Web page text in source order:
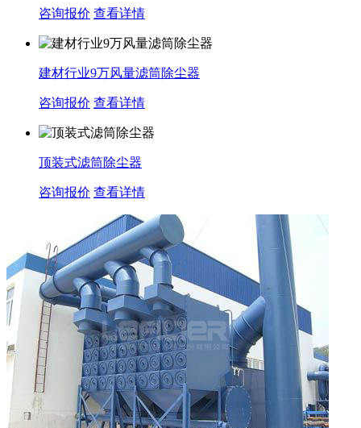
咨询报价 查看详情
建材行业9万风量滤筒除尘器
咨询报价 查看详情
顶装式滤筒除尘器
咨询报价 查看详情